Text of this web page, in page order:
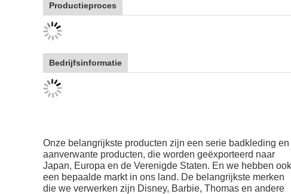
Productieproces
Bedrijfsinformatie
Onze belangrijkste producten zijn een serie badkleding en
aanverwante producten, die worden geëxporteerd naar
Japan, Europa en de Verenigde Staten. En we hebben ook
een bepaalde markt in ons land. De belangrijkste merken
die we verwerken zijn Disney, Barbie, Thomas en andere